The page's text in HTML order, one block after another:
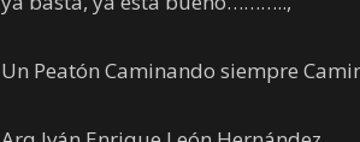
Un Peatón Caminando siempre